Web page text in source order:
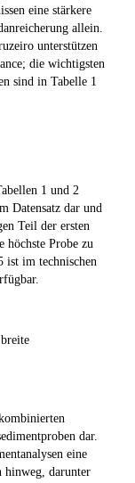
eine stärkere
allein.
unterstützen
die wichtigsten
sind in Tabelle 1
1 und 2
Datensatz dar und
Teil der ersten
höchste Probe zu
ist im technischen
dar.
eine
hinweg, darunter